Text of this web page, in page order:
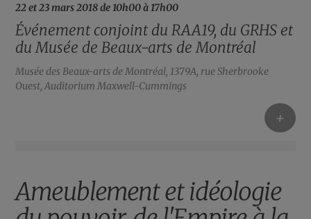
22 et 23 mars 2018 de 10h00 à 17h00
Événement conjoint du RAA19, du GRHS et
du Musée de Beaux-arts de Montréal
Musée des Beaux-arts de Montréal, 1379A, rue Sherbrooke
Ouest,Auditorium Maxwell-Cummings
+
Ameublement et idéologie